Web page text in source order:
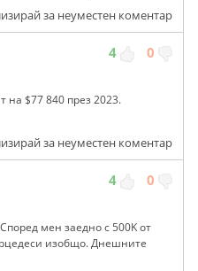
за неуместен коментар
4 0
на $77 840 през 2023.
за неуместен коментар
4 0
мен заедно с 500K от
изобщо. Днешните